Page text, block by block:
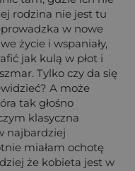
rodzina nie jest tu
w nowe
życie i wspaniały,
jak kulą w płot i
Tylko czy da się
A może
tak głośno
klasyczna
najbardziej
miałam ochotę
że kobieta jest w